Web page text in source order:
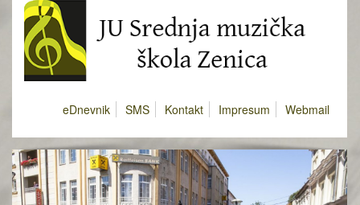
eDnevnik SMS Kontakt Impresum Webmail